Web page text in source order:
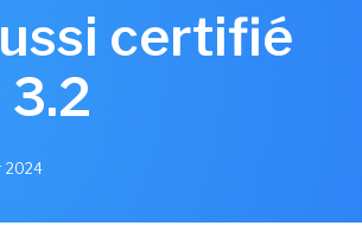
certifié
2024